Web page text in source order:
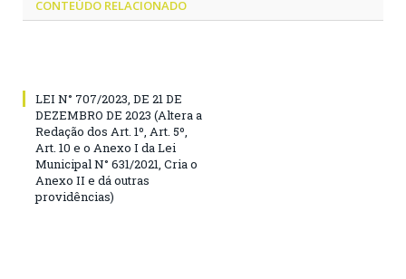
CONTEÚDO RELACIONADO
LEI N° 707/2023, DE 21 DE
DEZEMBRO DE 2023 (Altera a
Redação dos Art. 1º, Art. 5º,
Art. 10 e o Anexo I da Lei
Municipal N° 631/2021, Cria o
Anexo II e dá outras
providências)